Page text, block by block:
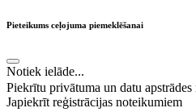
Pieteikums ceļojuma piemeklēšanai
Notiek ielāde...
Piekrītu privātuma un datu
Japiekrīt reģistrācijas noteikumiem